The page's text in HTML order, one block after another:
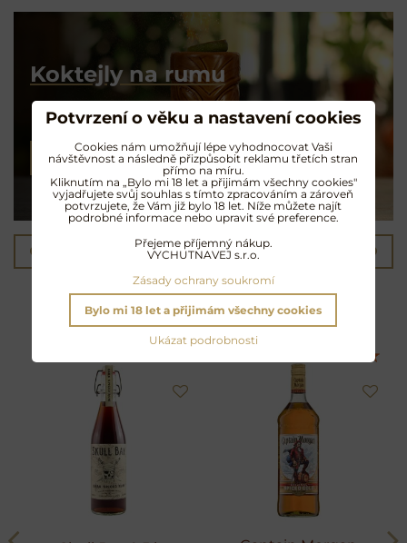
Koktejly na rumu
Exotické opojení
NAMÍCHAT KOKTEJL
Předchozí produkt Následující produkt
Další oblíbené produkty
Potvrzení o věku a nastavení cookies
Cookies nám umožňují lépe vyhodnocovat Vaši
návštěvnost a následně přizpůsobit reklamu třetích stran
přímo na míru.
Kliknutím na „Bylo mi 18 let a přijimám všechny cookies"
vyjadřujete svůj souhlas s tímto zpracováním a zároveň
potvrzujete, že Vám již bylo 18 let. Níže můžete najít
podrobné informace nebo upravit své preference.
Přejeme příjemný nákup.
VYCHUTNAVEJ s.r.o.
Zásady ochrany soukromí
Ukázat podrobnosti
Bylo mi 18 let a přijimám všechny cookies